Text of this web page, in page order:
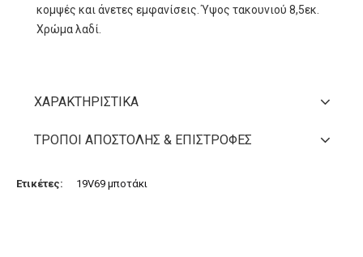
κομψές και άνετες εμφανίσεις. Ύψος τακουνιού 8,5εκ.
Χρώμα λαδί.
ΧΑΡΑΚΤΗΡΙΣΤΙΚΆ
ΤΡΌΠΟΙ ΑΠΟΣΤΟΛΉΣ & ΕΠΙΣΤΡΟΦΈΣ
Ετικέτες: 19V69 μποτάκι